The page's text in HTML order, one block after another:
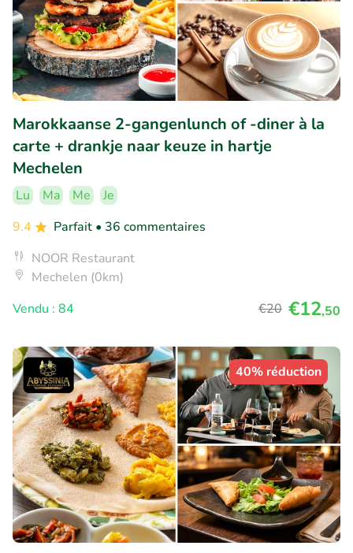
Marokkaanse 2-gangenlunch of -diner à la
carte + drankje naar keuze in hartje
Mechelen
Lu Ma Me
Je
9.4
Parfait • 36 commentaires
NOOR Restaurant
Mechelen (0km)
Vendu : 84
€20 €12,50
40% réduction